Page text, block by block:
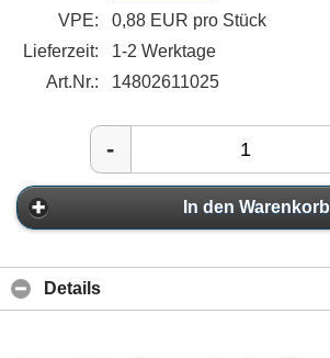
VPE:
0,88 EUR pro Stück
Lieferzeit:
1-2 Werktage
Art.Nr.:
14802611025
-
In den Warenkorb
Details